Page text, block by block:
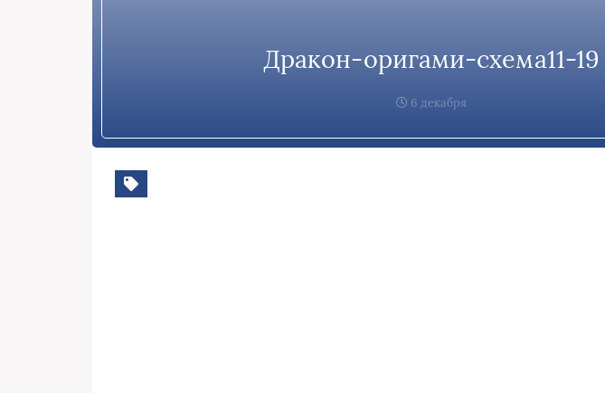
Дракон-оригами-схема11-19
6 декабря